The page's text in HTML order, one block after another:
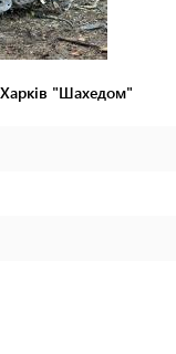
Харків "Шахедом"